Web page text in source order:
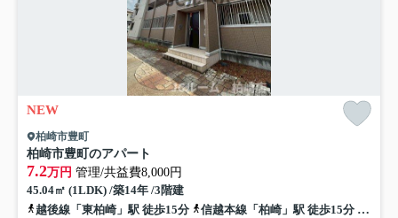
NEW
柏崎市豊町
柏崎市豊町のアパート
7.2万円 管理/共益費8,000円
45.04㎡ (1LDK) /築14年 /3階建
越後線「東柏崎」駅 徒歩15分
信越本線「柏崎」駅 徒歩15分 信越